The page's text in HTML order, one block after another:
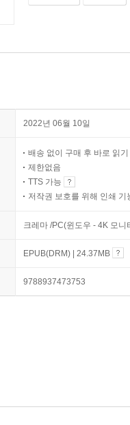
2022년 06월 10일
배송 없이 구매 후 바로 읽기
제한없음
TTS 가능
저작권 보호를 위해 인쇄 기
크레마 /PC(윈도우 - 4K 모
EPUB(DRM) | 24.37MB
9788937473753